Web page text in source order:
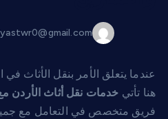
عندما يتعلق الأمر بنقل الأثاث
هنا تأتي خدمات نقل أثاث الأردن
فريق متخصص في التعامل مع جميع